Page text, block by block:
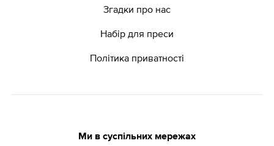
Згадки про нас
Набір для преси
Політика приватності
Ми в суспільних мережах